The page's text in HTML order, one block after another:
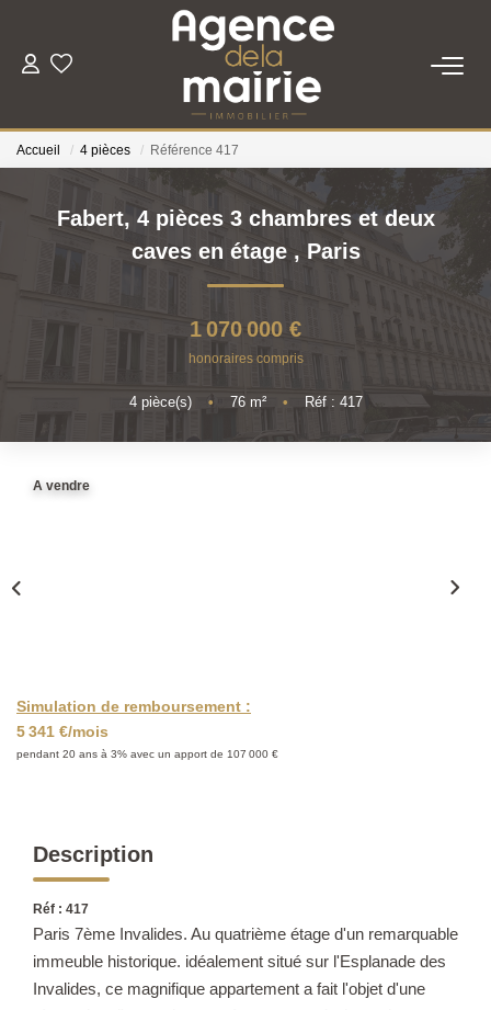
TRANSACTION
LOCATION
ESTIMATION
Accueil 4 pièces Référence 417
Fabert, 4 pièces 3 chambres et deux
caves en étage , Paris
1 070 000 €
honoraires compris
4pièce(s) • 76m² • Réf : 417
A vendre
Simulation de remboursement :
5 341 €/mois
pendant 20 ans à 3% avec un apport de 107 000 €
Description
Réf : 417
Paris 7ème Invalides. Au quatrième étage d'un remarquable
immeuble historique. idéalement situé sur l'Esplanade des
Invalides, ce magnifique appartement a fait l'objet d'une